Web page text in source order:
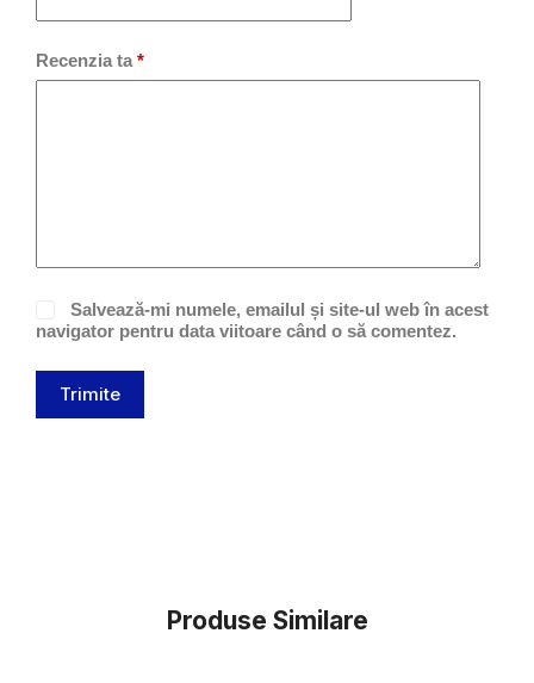
Recenzia ta *
Salvează-mi numele, emailul și site-ul web în acest
navigator pentru data viitoare când o să comentez.
Trimite
Produse Similare